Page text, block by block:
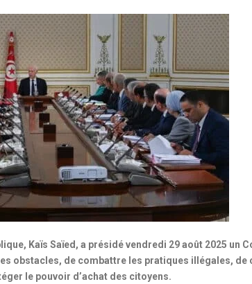
Kaïs Saïed, a présidé vendredi 29 août 2025
les obstacles, de combattre les pratiques illégales,
le pouvoir d’achat des citoyens.